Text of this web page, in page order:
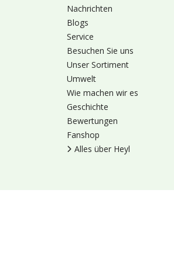
Nachrichten
Blogs
Service
Besuchen Sie uns
Unser Sortiment
Umwelt
Wie machen wir es
Geschichte
Bewertungen
Fanshop
Alles über Heyl